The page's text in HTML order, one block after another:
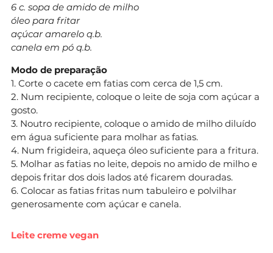
6 c. sopa de amido de milho
óleo para fritar
açúcar amarelo q.b.
canela em pó q.b.
Modo de preparação
1. Corte o cacete em fatias com cerca de 1,5 cm.
2. Num recipiente, coloque o leite de soja com açúcar a
gosto.
3. Noutro recipiente, coloque o amido de milho diluído
em água suficiente para molhar as fatias.
4. Num frigideira, aqueça óleo suficiente para a fritura.
5. Molhar as fatias no leite, depois no amido de milho e
depois fritar dos dois lados até ficarem douradas.
6. Colocar as fatias fritas num tabuleiro e polvilhar
generosamente com açúcar e canela.
Leite creme vegan